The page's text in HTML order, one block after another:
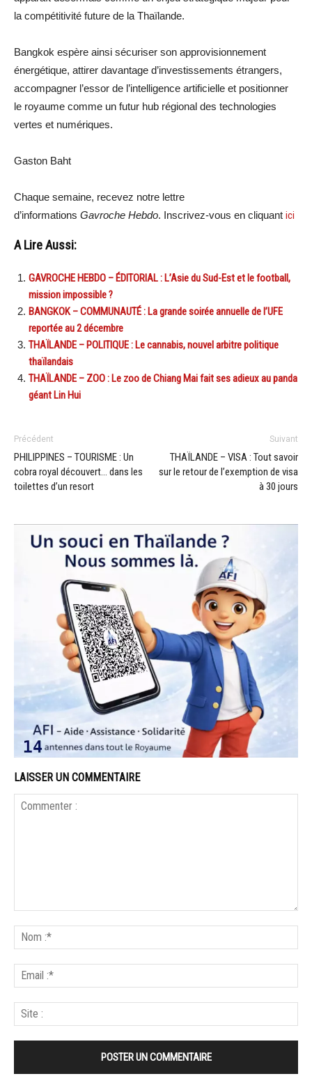
la compétitivité future de la Thaïlande.
Bangkok espère ainsi sécuriser son approvisionnement
énergétique, attirer davantage d’investissements étrangers,
accompagner l’essor de l’intelligence artificielle et positionner
le royaume comme un futur hub régional des technologies
vertes et numériques.
Gaston Baht
Chaque semaine, recevez notre lettre
d’informations Gavroche Hebdo. Inscrivez-vous en cliquant ici
A Lire Aussi:
GAVROCHE HEBDO – ÉDITORIAL : L’Asie du Sud-Est et le football,
mission impossible ?
BANGKOK – COMMUNAUTÉ : La grande soirée annuelle de l’UFE
reportée au 2 décembre
THAÏLANDE – POLITIQUE : Le cannabis, nouvel arbitre politique
thaïlandais
THAÏLANDE – ZOO : Le zoo de Chiang Mai fait ses adieux au panda
géant Lin Hui
Précédent
PHILIPPINES – TOURISME : Un
cobra royal découvert… dans les
toilettes d’un resort
Suivant
THAÏLANDE – VISA : Tout savoir
sur le retour de l’exemption de visa
à 30 jours
LAISSER UN COMMENTAIRE